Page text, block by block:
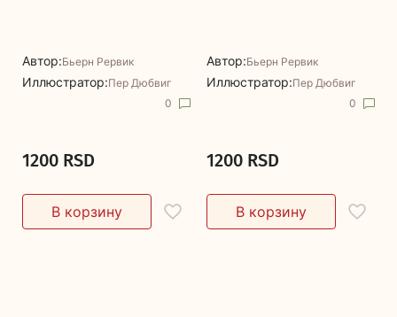
Автор:Бьерн Рервик
Иллюстратор:Пер Дюбвиг
0
1200 RSD
Автор:Бьерн Рервик
Иллюстратор:Пер Дюбвиг
0
1200 RSD